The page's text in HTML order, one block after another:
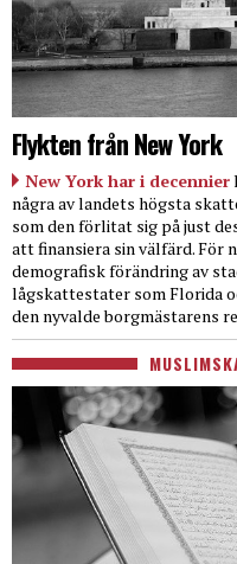
Flykten från New York
New York har i decennier
några av landets högsta
som den förlitat sig på just
att finansiera sin välfärd. För
demografisk förändring av
lågskattestater som Florida
den nyvalde borgmästarens